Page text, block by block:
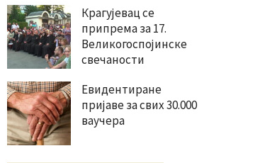
Крагујевац се
припрема за 17.
Великогоспојинске
свечаности
Евидентиране
пријаве за свих 30.000
ваучера